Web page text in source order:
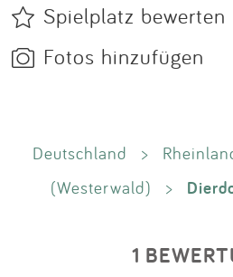
Spielplatz bewerten
Fotos hinzufügen
Deutschland >
(Westerwald)
>
1